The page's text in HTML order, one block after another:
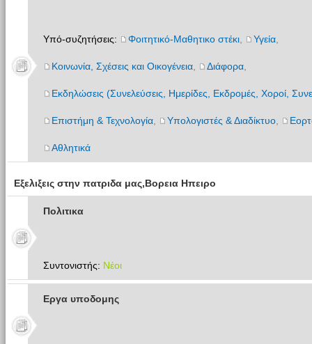
Υπό-συζητήσεις: Φοιτητικό-Μαθητικο στέκι, Υγεία,
Κοινωνία, Σχέσεις και Οικογένεια, Διάφορα,
Εκδηλώσεις (Συνελεύσεις, Ημερίδες, Εκδρομές, Χοροί,
Επιστήμη & Τεχνολογία, Υπολογιστές & Διαδίκτυο,
Αθλητικά
Εξελιξεις στην πατριδα μας,Βορεια Ηπειρο
Πολιτικα
Συντονιστής: Νέοι
Εργα υποδομης